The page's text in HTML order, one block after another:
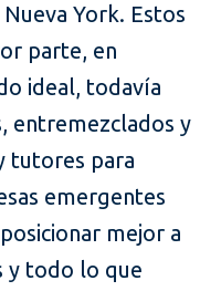
York. Estos
parte, en
ideal, todavía
entremezclados y
tutores para
emergentes
mejor a
y todo lo que